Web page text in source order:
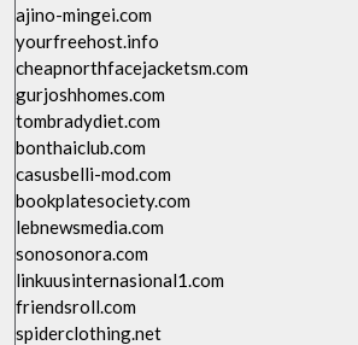
ajino-mingei.com
yourfreehost.info
cheapnorthfacejacketsm.com
gurjoshhomes.com
tombradydiet.com
bonthaiclub.com
casusbelli-mod.com
bookplatesociety.com
lebnewsmedia.com
sonosonora.com
linkuusinternasional1.com
friendsroll.com
spiderclothing.net